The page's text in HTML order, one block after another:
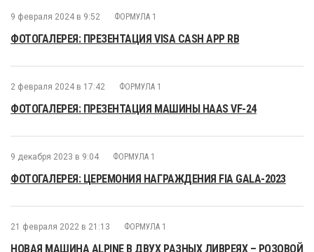
9 февраля 2024 в 9:52 ФОРМУЛА 1
ФОТОГАЛЕРЕЯ: ПРЕЗЕНТАЦИЯ VISA CASH APP RB
2 февраля 2024 в 17:42 ФОРМУЛА 1
ФОТОГАЛЕРЕЯ: ПРЕЗЕНТАЦИЯ МАШИНЫ HAAS VF-24
9 декабря 2023 в 9:04 ФОРМУЛА 1
ФОТОГАЛЕРЕЯ: ЦЕРЕМОНИЯ НАГРАЖДЕНИЯ FIA GALA-2023
21 февраля 2022 в 21:13 ФОРМУЛА 1
НОВАЯ МАШИНА ALPINE В ДВУХ РАЗНЫХ ЛИВРЕЯХ – РОЗОВОЙ